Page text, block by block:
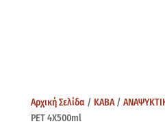
Αρχική Σελίδα / ΚΑΒΑ/
PET 4X500ml